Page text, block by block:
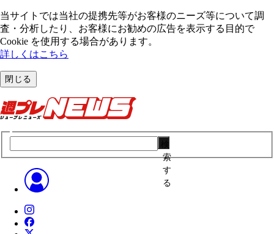
当サイトでは当社の提携先等がお客様のニーズ等について調
査・分析したり、お客様にお勧めの広告を表⽰する⽬的で
Cookie を使⽤する場合があります。
詳しくはこちら
閉じる
索
す
る